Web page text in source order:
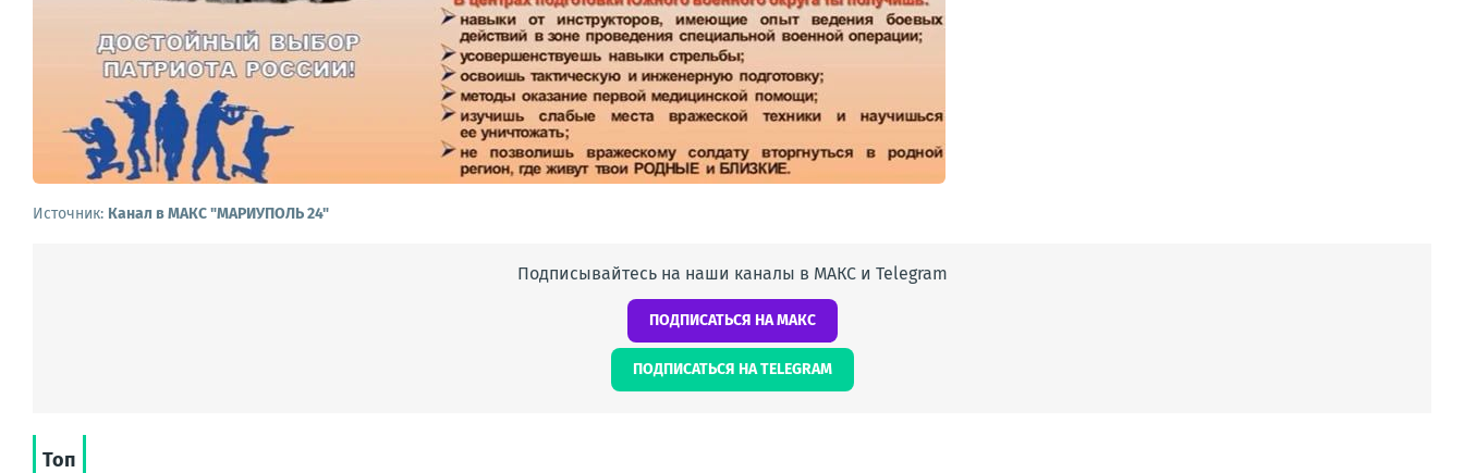
Источник: Канал в МАКС "МАРИУПОЛЬ 24"
Подписывайтесь на наши каналы в МАКС и Telegram
ПОДПИСАТЬСЯ НА МАКС
ПОДПИСАТЬСЯ НА TELEGRAM
Топ